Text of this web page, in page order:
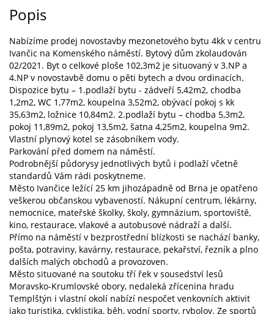
Popis
Nabízíme prodej novostavby mezonetového bytu 4kk v centru
Ivančic na Komenského náměstí. Bytový dům zkolaudován
02/2021. Byt o celkové ploše 102,3m2 je situovaný v 3.NP a
4.NP v novostavbě domu o pěti bytech a dvou ordinacích.
Dispozice bytu – 1.podlaží bytu - zádveří 5,42m2, chodba
1,2m2, WC 1,77m2, koupelna 3,52m2, obývací pokoj s kk
35,63m2, ložnice 10,84m2. 2.podlaží bytu – chodba 5,3m2,
pokoj 11,89m2, pokoj 13,5m2, šatna 4,25m2, koupelna 9m2.
Vlastní plynový kotel se zásobníkem vody.
Parkování před domem na náměstí.
Podrobnější půdorysy jednotlivých bytů i podlaží včetně
standardů Vám rádi poskytneme.
Město Ivančice ležící 25 km jihozápadně od Brna je opatřeno
veškerou občanskou vybaveností. Nákupní centrum, lékárny,
nemocnice, mateřské školky, školy, gymnázium, sportoviště,
kino, restaurace, vlakové a autobusové nádraží a další.
Přímo na náměstí v bezprostřední blízkosti se nachází banky,
pošta, potraviny, kavárny, restaurace, pekařství, řezník a plno
dalších malých obchodů a provozoven.
Město situované na soutoku tří řek v sousedství lesů
Moravsko-Krumlovské obory, nedaleká zřícenina hradu
Templštýn i vlastní okolí nabízí nespočet venkovních aktivit
jako turistika, cyklistika, běh, vodní sporty, rybolov. Ze sportů